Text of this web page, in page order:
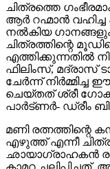
ചിത്രത്തെ
ആർ റഹ്മാൻ
നൽകിയ
ചിത്രത്തിന്റെ
എത്തിക്കുന്നതിൽ
ഫിലിംസ്, മദ്രാസ്
ചേർന്ന് നിർമ്മിച്ച
ചെയ്തത് ശ്രീ
പാർട്ണർ- ഡ്രീം
മണി രത്നത്തിന്റെ
എഴുത്ത് എന്നീ
ഛായാഗ്രാഹകൻ
കാമറ